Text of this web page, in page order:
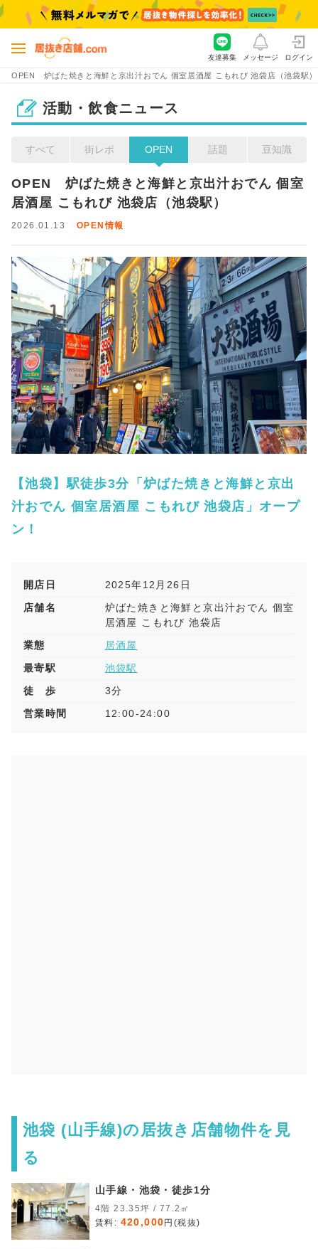
OPEN 炉ばた焼きと海鮮と京出汁おでん 個室居酒屋 こもれび 池袋店（池袋駅）
友達募集 メッセージ ログイン
活動・飲食ニュース
すべて 街レポ OPEN 話題 豆知識
OPEN　炉ばた焼きと海鮮と京出汁おでん 個室
居酒屋 こもれび 池袋店（池袋駅）
2026.01.13 OPEN情報
【池袋】駅徒歩3分「炉ばた焼きと海鮮と京出
汁おでん 個室居酒屋 こもれび 池袋店」オープ
ン！
開店日
2025年12月26日
店舗名
炉ばた焼きと海鮮と京出汁おでん 個室
居酒屋 こもれび 池袋店
業態
居酒屋
最寄駅
池袋駅
徒 歩
3分
営業時間
12:00-24:00
池袋 (山手線)の居抜き店舗物件を見
る
山手線・池袋・徒歩1分
4階 23.35坪 / 77.2㎡
賃料: 420,000 円(税抜)